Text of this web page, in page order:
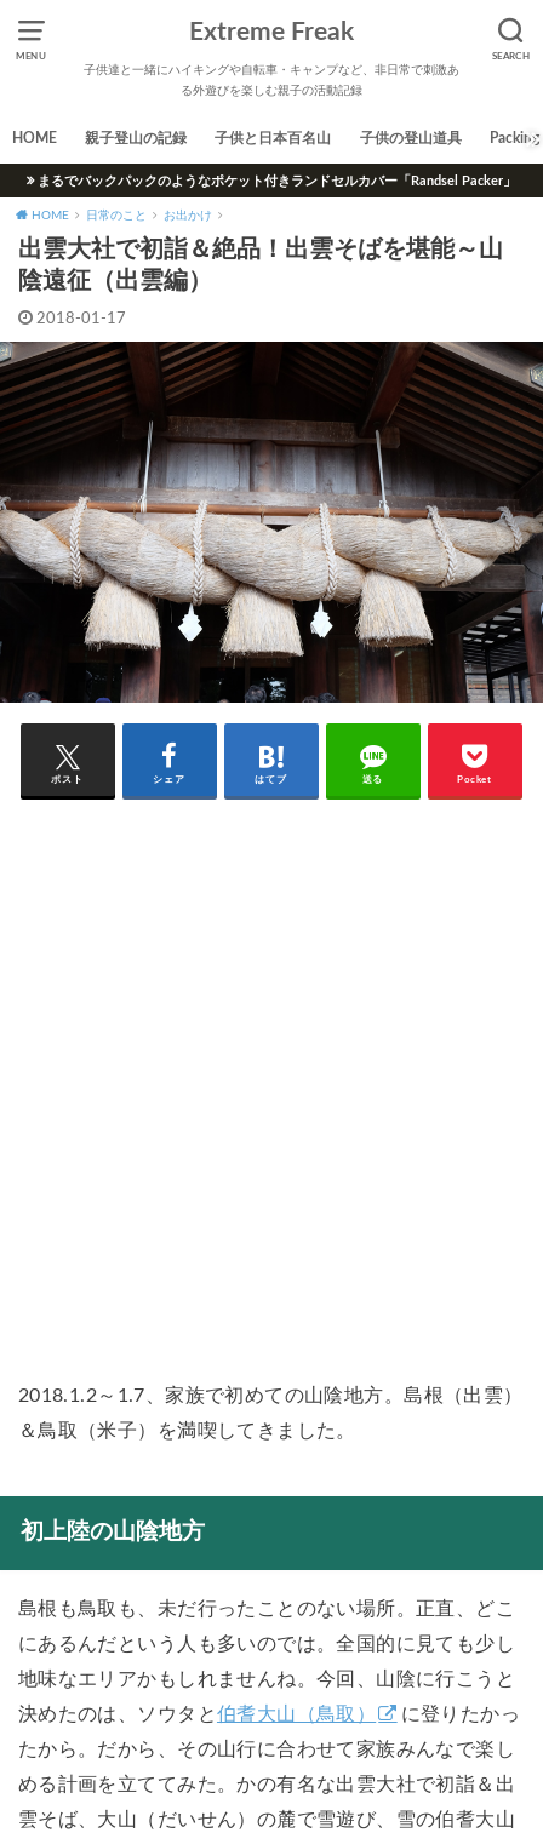
MENU SEARCH
Extreme Freak
子供達と一緒にハイキングや自転車・キャンプなど、非日常で刺激あ
る外遊びを楽しむ親子の活動記録
HOME 親子登山の記録 子供と日本百名山 子供の登山道具 Packing
まるでバックパックのようなポケット付きランドセルカバー「Randsel Packer」
HOME 日常のこと お出かけ
出雲大社で初詣＆絶品！出雲そばを堪能～山
陰遠征（出雲編）
2018-01-17
ポスト シェア はてブ 送る Pocket
2018.1.2～1.7、家族で初めての山陰地方。島根（出雲）
＆鳥取（米子）を満喫してきました。
初上陸の山陰地方
島根も鳥取も、未だ行ったことのない場所。正直、どこ
にあるんだという人も多いのでは。全国的に見ても少し
地味なエリアかもしれませんね。今回、山陰に行こうと
決めたのは、ソウタと伯耆大山（鳥取）
に登りたかっ
たから。だから、その山行に合わせて家族みんなで楽し
める計画を立ててみた。かの有名な出雲大社で初詣＆出
雲そば、大山（だいせん）の麓で雪遊び、雪の伯耆大山